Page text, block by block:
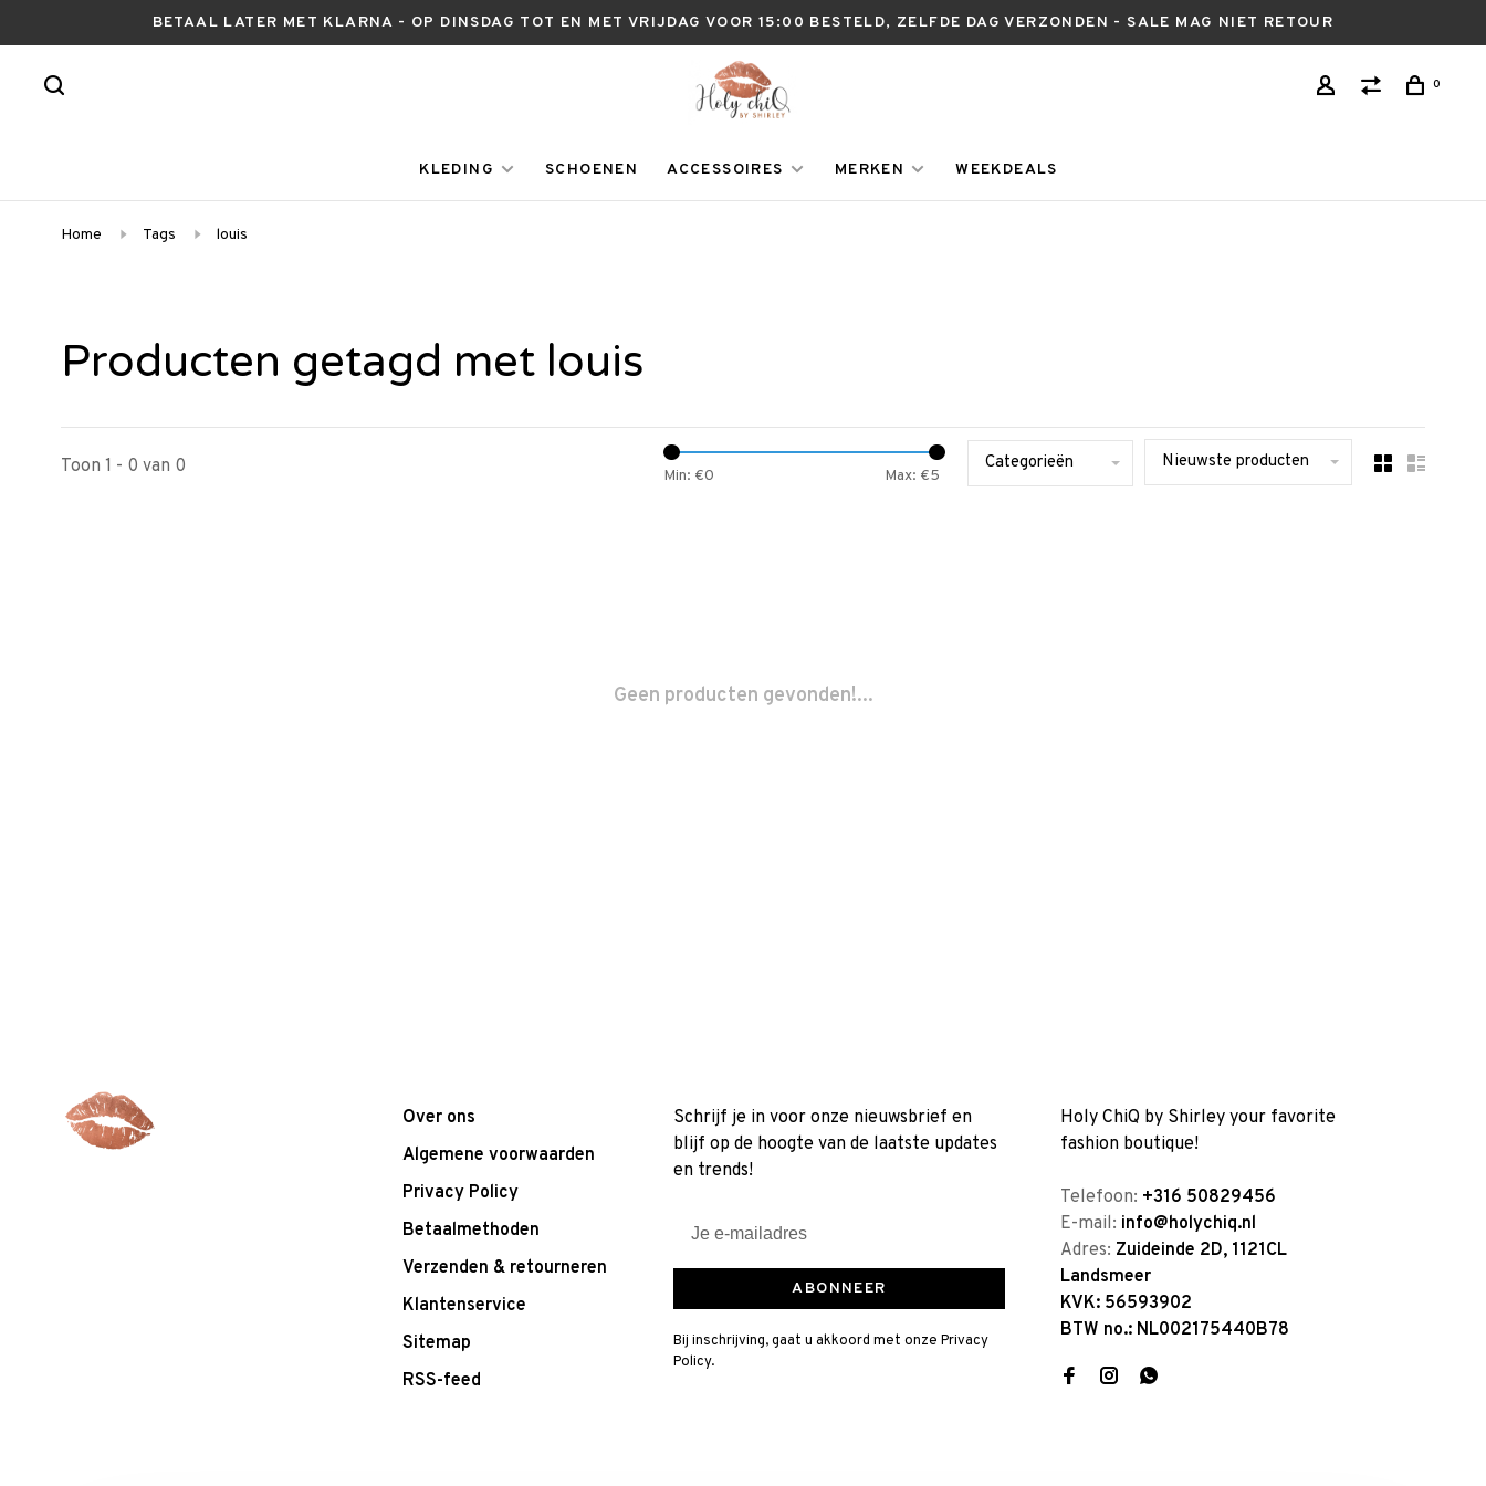
BETAAL LATER MET KLARNA - OP DINSDAG TOT EN MET VRIJDAG VOOR 15:00 BESTELD, ZELFDE DAG VERZONDEN - SALE MAG NIET RETOUR
0
KLEDING SCHOENEN ACCESSOIRES MERKEN WEEKDEALS
Home Tags louis
Producten getagd met louis
Toon 1 - 0 van 0 Min: €0 Max: €5
Categorieën Nieuwste producten
Geen producten gevonden!...
Over ons
Algemene voorwaarden
Privacy Policy
Betaalmethoden
Verzenden & retourneren
Klantenservice
Sitemap
RSS-feed
Schrijf je in voor onze nieuwsbrief en
blijf op de hoogte van de laatste updates
en trends!
ABONNEER
Bij inschrijving, gaat u akkoord met onze Privacy
Policy.
Holy ChiQ by Shirley your favorite
fashion boutique!
Telefoon: +316 50829456
E-mail: info@holychiq.nl
Adres: Zuideinde 2D, 1121CL
Landsmeer
KVK: 56593902
BTW no.: NL002175440B78